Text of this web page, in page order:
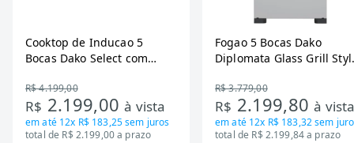
Cooktop de Inducao 5
Bocas Dako Select com
R$ 4.199,00
R$ 2.199,00à vista
em até 12x R$ 183,25sem juros
total de R$ 2.199,00 a prazo
Fogao 5 Bocas Dako
Diplomata Glass Grill
R$ 3.779,00
R$ 2.199,80à
em até 12x R$ 183,32sem
total de R$ 2.199,84 a prazo